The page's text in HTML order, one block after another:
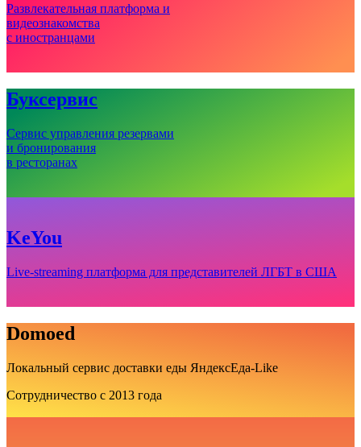
Развлекательная платформа и
видеознакомства
с иностранцами
Буксервис
Сервис управления резервами
и бронирования
в ресторанах
KeYou
Live-streaming платформа для представителей ЛГБТ в США
Domoed
Локальный сервис доставки еды ЯндексЕда-Like
Сотрудничество с 2013 года